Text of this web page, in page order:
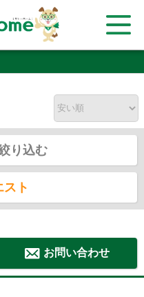
り込む
ト
お問い合わせ